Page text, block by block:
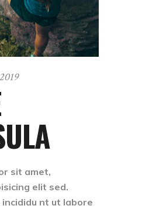
sit amet,
elit sed.
incididu nt ut labore